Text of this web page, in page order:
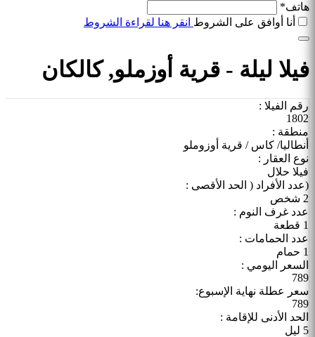
هاتف*
أنا أوافق على الشروط انقر هنا لقراءة الشروط
فيلا ليلة - قرية أوزملو, كالكان
رقم الفيلا :
1802
منطقة :
أنطاليا/ كاس / قرية أوزوملو
نوع العقار :
فيلا حلال
(عدد الأفراد ( الحد الأقصى :
2 شخص
عدد غرف النوم :
1 قطعة
عدد الحمامات :
1 حمام
السعر اليومي :
789
سعر عطلة نهاية الإسبوع:
789
الحد الأدنى للإقامة :
5 ليل